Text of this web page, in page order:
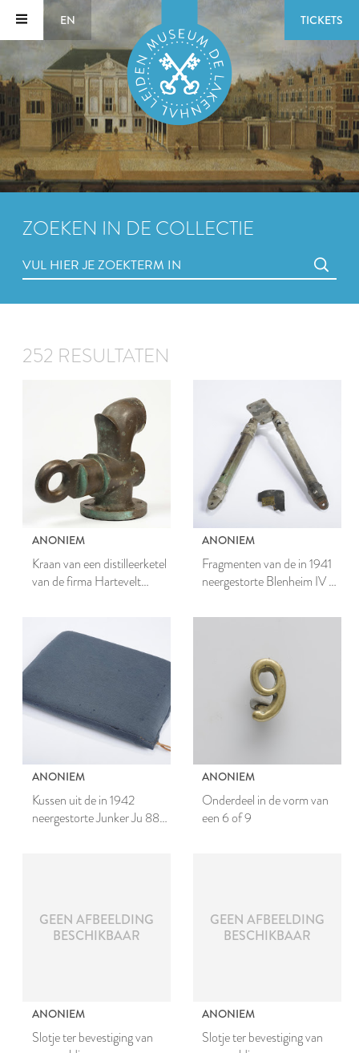
EN TICKETS
ZOEKEN IN DE COLLECTIE
252 RESULTATEN
ANONIEM
Kraan van een distilleerketel
van de firma Hartevelt
ANONIEM
Fragmenten van de in 1941
neergestorte Blenheim IV R
ANONIEM
Kussen uit de in 1942
neergestorte Junker Ju 88
ANONIEM
Onderdeel in de vorm van
een 6 of 9
GEEN AFBEELDING
BESCHIKBAAR
ANONIEM
Slotje ter bevestiging van
GEEN AFBEELDING
BESCHIKBAAR
ANONIEM
Slotje ter bevestiging van